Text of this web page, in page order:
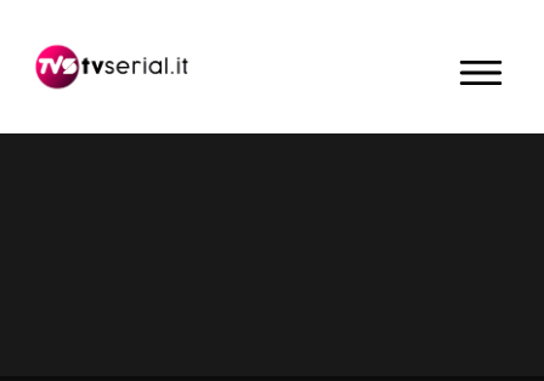
navigazione
contenuto
barra
primaria
MENU